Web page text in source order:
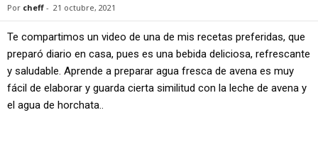
Por cheff - 21 octubre, 2021
Te compartimos un video de una de mis recetas preferidas, que
preparó diario en casa, pues es una bebida deliciosa, refrescante
y saludable. Aprende a preparar agua fresca de avena es muy
fácil de elaborar y guarda cierta similitud con la leche de avena y
el agua de horchata..